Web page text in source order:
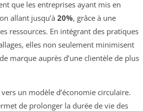
que les entreprises ayant mis en
allant jusqu’à 20%, grâce à une
ressources. En intégrant des pratiques
elles non seulement minimisent
marque auprès d’une clientèle de plus
un modèle d’économie circulaire.
de prolonger la durée de vie des